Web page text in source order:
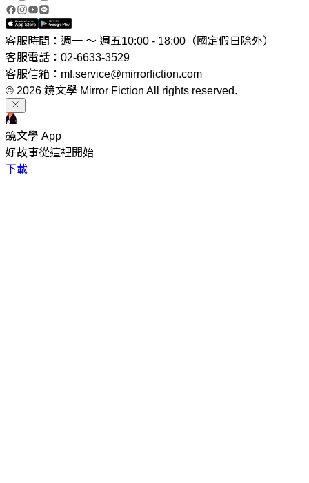
客服時間：週一 ～ 週五10:00 - 18:00（國定假日除外）
客服電話：02-6633-3529
客服信箱：mf.service@mirrorfiction.com
© 2026 鏡文學 Mirror Fiction All rights reserved.
鏡文學 App
好故事從這裡開始
下載